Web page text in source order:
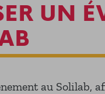
UN
au Solilab,